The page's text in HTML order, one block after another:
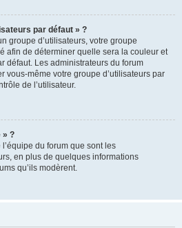
par défaut » ?
groupe d’utilisateurs, votre groupe
afin de déterminer quelle sera la couleur et
défaut. Les administrateurs du forum
vous-même votre groupe d’utilisateurs par
de l’utilisateur.
» ?
du forum que sont les
en plus de quelques informations
qu’ils modèrent.